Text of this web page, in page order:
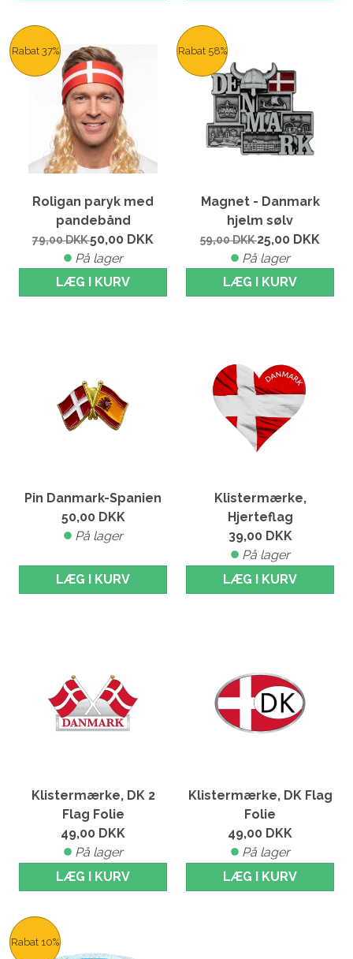
Rabat 37%
Roligan paryk med
pandebånd
79,00DKK50,00 DKK
På lager
LÆG I KURV
Rabat 58%
Magnet - Danmark
hjelm sølv
59,00DKK 25,00 DKK
På lager
LÆG I KURV
Pin Danmark-Spanien
50,00 DKK
På lager
LÆG I KURV
Klistermærke,
Hjerteflag
39,00 DKK
På lager
LÆG I KURV
Klistermærke, DK 2
Flag Folie
49,00 DKK
På lager
LÆG I KURV
Klistermærke, DK Flag
Folie
49,00 DKK
På lager
LÆG I KURV
Rabat 10%